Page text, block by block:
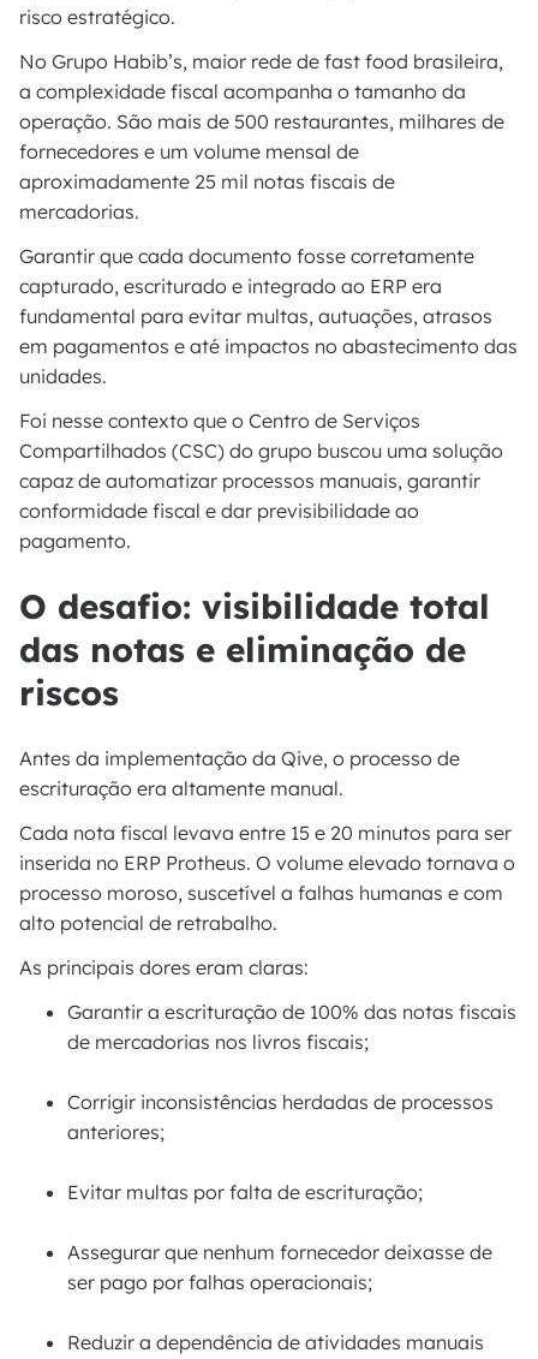
risco estratégico.
No Grupo Habib’s, maior rede de fast food brasileira,
a complexidade fiscal acompanha o tamanho da
operação. São mais de 500 restaurantes, milhares de
fornecedores e um volume mensal de
aproximadamente 25 mil notas fiscais de
mercadorias.
Garantir que cada documento fosse corretamente
capturado, escriturado e integrado ao ERP era
fundamental para evitar multas, autuações, atrasos
em pagamentos e até impactos no abastecimento das
unidades.
Foi nesse contexto que o Centro de Serviços
Compartilhados (CSC) do grupo buscou uma solução
capaz de automatizar processos manuais, garantir
conformidade fiscal e dar previsibilidade ao
pagamento.
O desafio: visibilidade total
das notas e eliminação de
riscos
Antes da implementação da Qive, o processo de
escrituração era altamente manual.
Cada nota fiscal levava entre 15 e 20 minutos para ser
inserida no ERP Protheus. O volume elevado tornava o
processo moroso, suscetível a falhas humanas e com
alto potencial de retrabalho.
As principais dores eram claras:
Garantir a escrituração de 100% das notas fiscais
de mercadorias nos livros fiscais;
Corrigir inconsistências herdadas de processos
anteriores;
Evitar multas por falta de escrituração;
Assegurar que nenhum fornecedor deixasse de
ser pago por falhas operacionais;
Reduzir a dependência de atividades manuais